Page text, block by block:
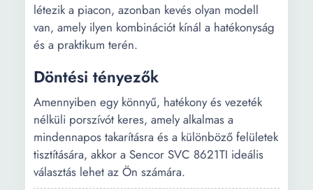
létezik a piacon, azonban kevés olyan modell
van, amely ilyen kombinációt kínál a hatékonyság
és a praktikum terén.
Döntési tényezők
Amennyiben egy könnyű, hatékony és vezeték
nélküli porszívót keres, amely alkalmas a
mindennapos takarításra és a különböző felületek
tisztítására, akkor a Sencor SVC 8621TI ideális
választás lehet az Ön számára.